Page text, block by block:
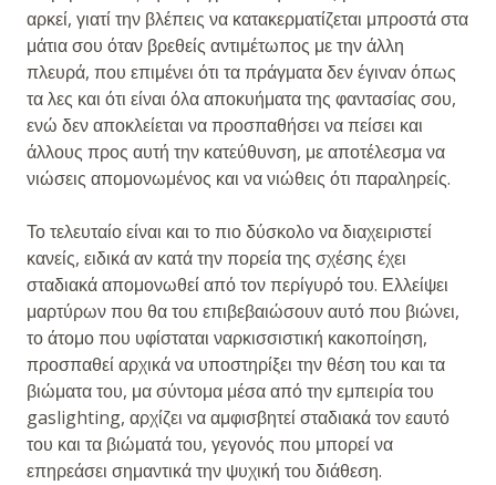
αρκεί, γιατί την βλέπεις να κατακερματίζεται μπροστά στα
μάτια σου όταν βρεθείς αντιμέτωπος με την άλλη
πλευρά, που επιμένει ότι τα πράγματα δεν έγιναν όπως
τα λες και ότι είναι όλα αποκυήματα της φαντασίας σου,
ενώ δεν αποκλείεται να προσπαθήσει να πείσει και
άλλους προς αυτή την κατεύθυνση, με αποτέλεσμα να
νιώσεις απομονωμένος και να νιώθεις ότι παραληρείς.
Το τελευταίο είναι και το πιο δύσκολο να διαχειριστεί
κανείς, ειδικά αν κατά την πορεία της σχέσης έχει
σταδιακά απομονωθεί από τον περίγυρό του. Ελλείψει
μαρτύρων που θα του επιβεβαιώσουν αυτό που βιώνει,
το άτομο που υφίσταται ναρκισσιστική κακοποίηση,
προσπαθεί αρχικά να υποστηρίξει την θέση του και τα
βιώματα του, μα σύντομα μέσα από την εμπειρία του
gaslighting, αρχίζει να αμφισβητεί σταδιακά τον εαυτό
του και τα βιώματά του, γεγονός που μπορεί να
επηρεάσει σημαντικά την ψυχική του διάθεση.